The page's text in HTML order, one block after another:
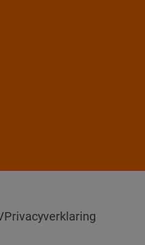
Privacyverklaring